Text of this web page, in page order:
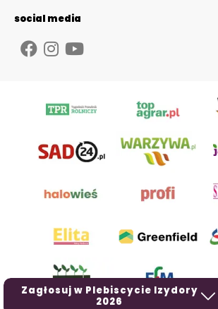
Zagłosuj w Plebiscycie Izydory
2026
social media